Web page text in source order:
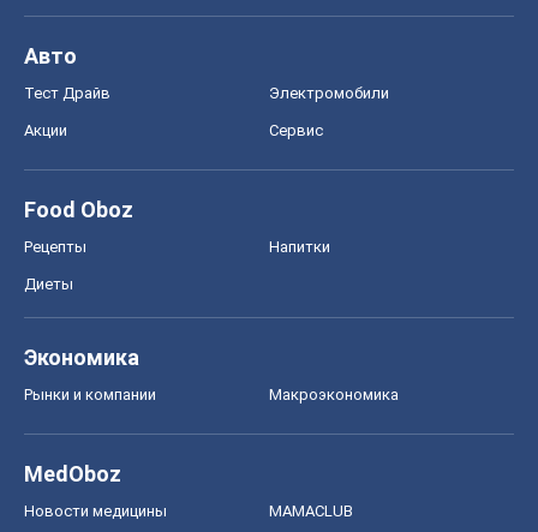
Авто
Тест Драйв Электромобили
Акции Сервис
Food Oboz
Рецепты Напитки
Диеты
Экономика
Рынки и компании Mакроэкономика
MedOboz
Новости медицины MAMACLUB